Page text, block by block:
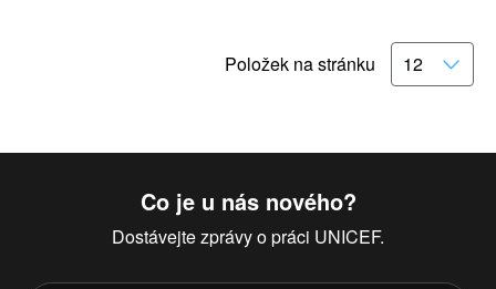
Položek na stránku
Co je u nás nového?
Dostávejte zprávy o práci UNICEF.